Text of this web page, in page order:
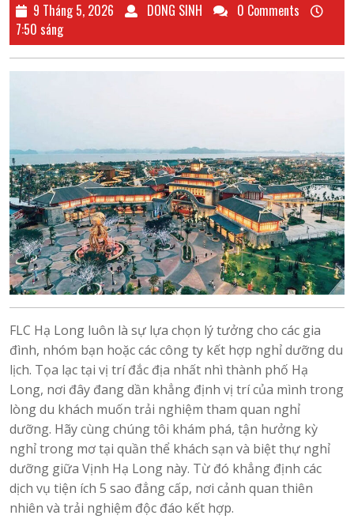
9 Tháng 5, 2026
9
5,
DONG SINH
DONG 0 Comments
7:50 sáng
FLC Hạ Long luôn là sự lựa chọn lý tưởng cho các gia
đình, nhóm bạn hoặc các công ty kết hợp nghỉ dưỡng du
lịch. Tọa lạc tại vị trí đắc địa nhất nhì thành phố Hạ
Long, nơi đây đang dần khẳng định vị trí của mình trong
lòng du khách muốn trải nghiệm tham quan nghỉ
dưỡng. Hãy cùng chúng tôi khám phá, tận hưởng kỳ
nghỉ trong mơ tại quần thể khách sạn và biệt thự nghỉ
dưỡng giữa Vịnh Hạ Long này. Từ đó khẳng định các
dịch vụ tiện ích 5 sao đẳng cấp, nơi cảnh quan thiên
nhiên và trải nghiệm độc đáo kết hợp.